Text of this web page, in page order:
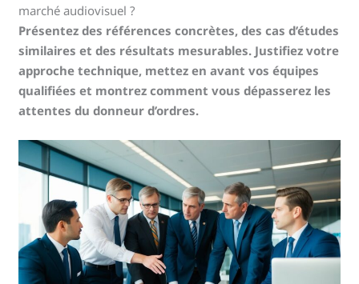
marché audiovisuel ?
Présentez des références concrètes, des cas d’études
similaires et des résultats mesurables. Justifiez votre
approche technique, mettez en avant vos équipes
qualifiées et montrez comment vous dépasserez les
attentes du donneur d’ordres.